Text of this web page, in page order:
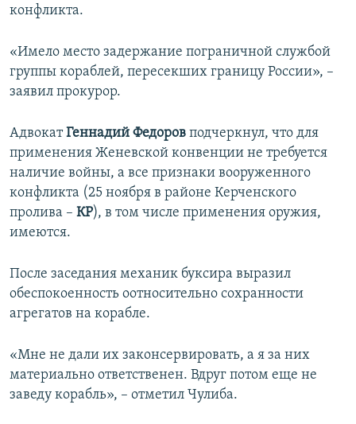
конфликта.
«Имело место задержание пограничной службой
группы кораблей, пересекших границу России», –
заявил прокурор.
АдвокатГеннадий Федоров подчеркнул, что для
применения Женевской конвенции не требуется
наличие войны, а все признаки вооруженного
конфликта (25 ноября в районе Керченского
пролива – КР), в том числе применения оружия,
имеются.
После заседания механик буксира выразил
обеспокоенность оотносительно сохранности
агрегатов на корабле.
«Мне не дали их законсервировать, а я за них
материально ответственен. Вдруг потом еще не
заведу корабль», – отметил Чулиба.